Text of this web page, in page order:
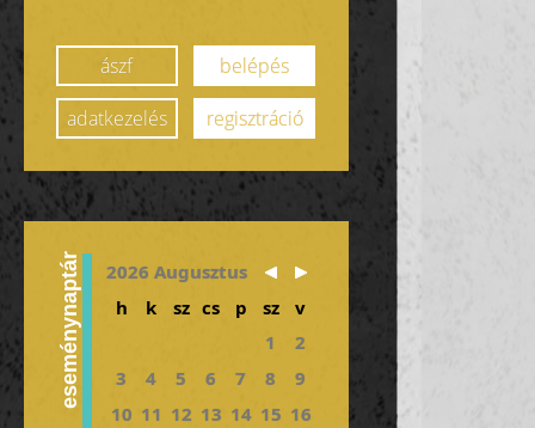
ászf
belépés
adatkezelés
regisztráció
eseménynaptár
2026 Augusztus
h
k sz cs p sz
v
1
2
3
4 5 6 7 8
9
10 11 12 13 14 15 16